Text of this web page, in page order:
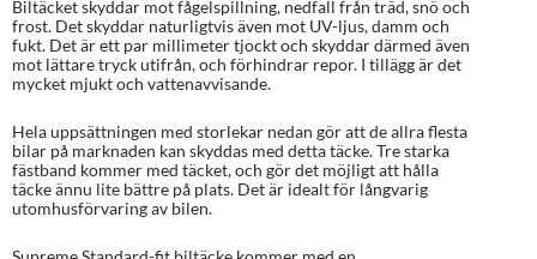
Biltäcket skyddar mot fågelspillning, nedfall från träd, snö och
frost. Det skyddar naturligtvis även mot UV-ljus, damm och
fukt. Det är ett par millimeter tjockt och skyddar därmed även
mot lättare tryck utifrån, och förhindrar repor. I tillägg är det
mycket mjukt och vattenavvisande.
Hela uppsättningen med storlekar nedan gör att de allra flesta
bilar på marknaden kan skyddas med detta täcke. Tre starka
fästband kommer med täcket, och gör det möjligt att hålla
täcke ännu lite bättre på plats. Det är idealt för långvarig
utomhusförvaring av bilen.